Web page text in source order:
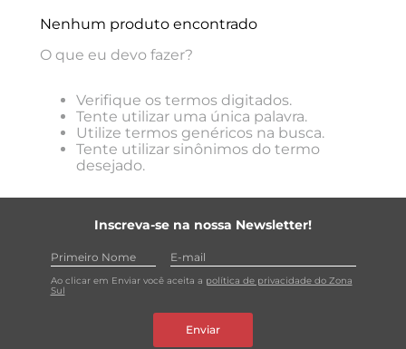
Nenhum produto encontrado
O que eu devo fazer?
Verifique os termos digitados.
Tente utilizar uma única palavra.
Utilize termos genéricos na busca.
Tente utilizar sinônimos do termo
desejado.
Inscreva-se na nossa Newsletter!
Ao clicar em Enviar você aceita a política de privacidade do Zona
Sul
Enviar